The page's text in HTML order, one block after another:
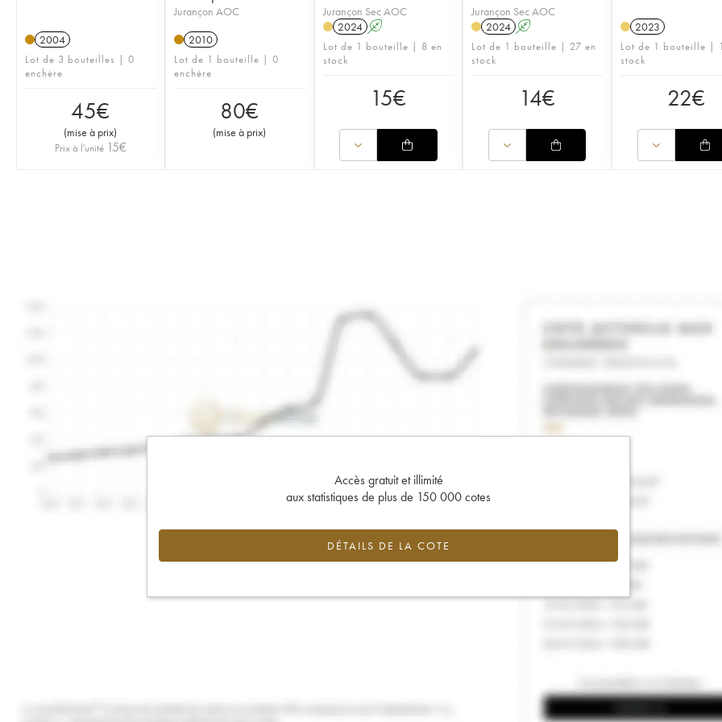
2004
Lot de 3 bouteilles | 0
enchère
45€
(mise à prix)
Prix à l'unité 15€
Jurançon AOC
2010
Lot de 1 bouteille | 0
enchère
80€
(mise à prix)
Jurançon Sec AOC
2024 A
Lot de 1 bouteille | 8 en
stock
15€
Jurançon Sec AOC
2024 A
Lot de 1 bouteille | 27 en
stock
14€
2023
Lot de 1 bouteille |
stock
22€
Accès gratuit et illimité
aux statistiques de plus de 150 000 cotes
DÉTAILS DE LA COTE